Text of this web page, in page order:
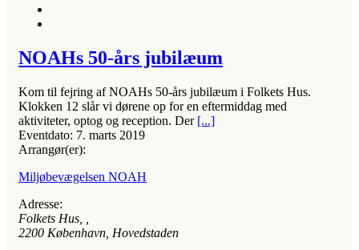
NOAHs 50-års jubilæum
Kom til fejring af NOAHs 50-års jubilæum i Folkets Hus.
Klokken 12 slår vi dørene op for en eftermiddag med
aktiviteter, optog og reception. Der [...]
Eventdato: 7. marts 2019
Arrangør(er):
Miljøbevægelsen NOAH
Adresse:
Folkets Hus
2200 København, Hovedstaden